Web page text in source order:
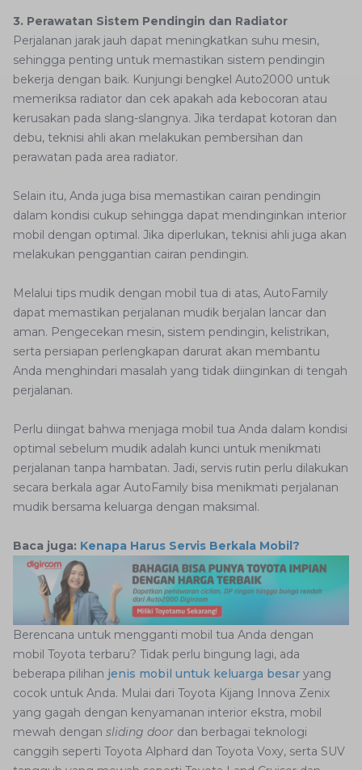
3. Perawatan Sistem Pendingin dan Radiator
Perjalanan jarak jauh dapat meningkatkan suhu mesin,
sehingga penting untuk memastikan sistem pendingin
bekerja dengan baik. Kunjungi bengkel Auto2000 untuk
memeriksa radiator dan cek apakah ada kebocoran atau
kerusakan pada slang-slangnya. Jika terdapat kotoran dan
debu, teknisi ahli akan melakukan pembersihan dan
perawatan pada area radiator.
Selain itu, Anda juga bisa memastikan cairan pendingin
dalam kondisi cukup sehingga dapat mendinginkan interior
mobil dengan optimal. Jika diperlukan, teknisi ahli juga akan
melakukan penggantian cairan pendingin.
Melalui tips mudik dengan mobil tua di atas, AutoFamily
dapat memastikan perjalanan mudik berjalan lancar dan
aman. Pengecekan mesin, sistem pendingin, kelistrikan,
serta persiapan perlengkapan darurat akan membantu
Anda menghindari masalah yang tidak diinginkan di tengah
perjalanan.
Perlu diingat bahwa menjaga mobil tua Anda dalam kondisi
optimal sebelum mudik adalah kunci untuk menikmati
perjalanan tanpa hambatan. Jadi, servis rutin perlu dilakukan
secara berkala agar AutoFamily bisa menikmati perjalanan
mudik bersama keluarga dengan maksimal.
Baca juga: Kenapa Harus Servis Berkala Mobil?
Berencana untuk mengganti mobil tua Anda dengan
mobil Toyota terbaru? Tidak perlu bingung lagi, ada
beberapa pilihan jenis mobil untuk keluarga besar yang
cocok untuk Anda. Mulai dari Toyota Kijang Innova Zenix
yang gagah dengan kenyamanan interior ekstra, mobil
mewah dengan sliding door dan berbagai teknologi
canggih seperti Toyota Alphard dan Toyota Voxy, serta SUV